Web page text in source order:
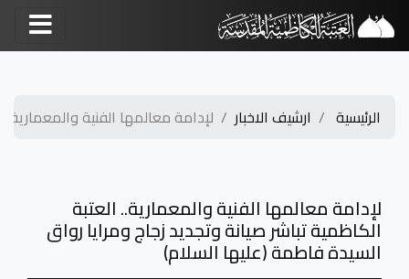
الرئيسية ارشيف الاخبار لإدامة معالمها الفنية والمعمارية..
لإدامة معالمها الفنية والمعمارية.. العتبة
الكاظمية تباشر صيانة وتجديد زجاج ومرايا رواق
السيدة فاطمة (عليها السلام)